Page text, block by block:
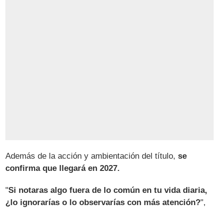
Además de la acción y ambientación del título,se
confirma que llegará en 2027.
"Si notaras algo fuera de lo común en tu vida diaria,
¿lo ignorarías o lo observarías con más atención?",